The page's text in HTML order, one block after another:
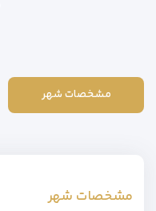
مشخصات شهر
مشخصات شهر